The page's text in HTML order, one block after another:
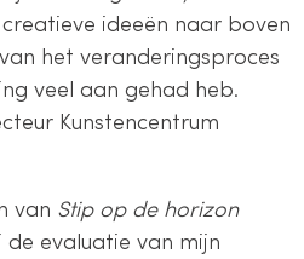
ideeën naar boven
het veranderingsproces
veel aan gehad heb.
Kunstencentrum
van Stip op de horizon
de evaluatie van mijn